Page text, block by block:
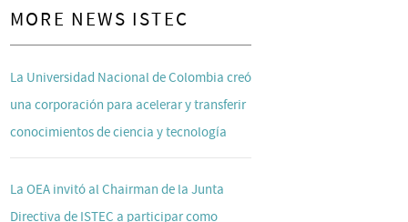
MORE NEWS ISTEC
La Universidad Nacional de Colombia creó
una corporación para acelerar y transferir
conocimientos de ciencia y tecnología
La OEA invitó al Chairman de la Junta
Directiva de ISTEC a participar como